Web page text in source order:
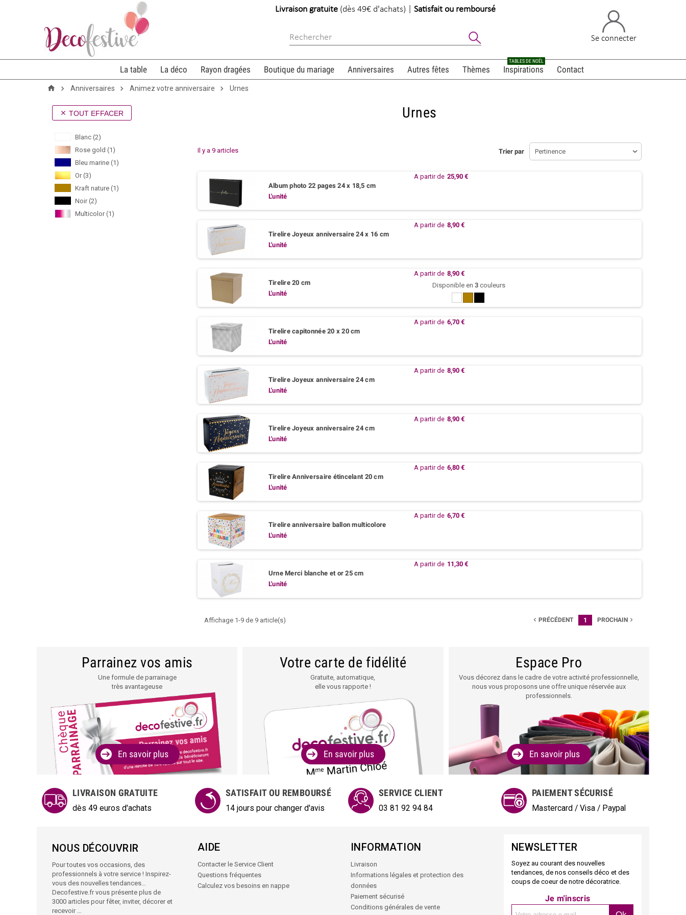
Livraison gratuite(dès 49€ d'achats) | Satisfait ou remboursé
Se connecter
La table La déco Rayon dragées Boutique du mariage Anniversaires Autres fêtes Thèmes Inspirations
TABLES DE NOËL
Contact
Anniversaires Animez votre anniversaire Urnes
 TOUT EFFACER
Blanc (2)
Rose gold (1)
Bleu marine (1)
Or(3)
Kraft nature (1)
Noir(2)
Multicolor(1)
Urnes
Il y a 9 articles Trier par Pertinence
Album photo 22 pages 24 x 18,5 cm
L'unité
A partir de 25,90 €
Tirelire Joyeux anniversaire 24 x 16 cm
L'unité
A partir de 8,90 €
Tirelire 20 cm
L'unité
A partir de 8,90 €
Disponible en 3couleurs
nature
Tirelire capitonnée 20 x 20 cm
L'unité
A partir de 6,70 €
Tirelire Joyeux anniversaire 24 cm
L'unité
A partir de 8,90 €
Tirelire Joyeux anniversaire 24 cm
L'unité
A partir de 8,90 €
Tirelire Anniversaire étincelant 20 cm
L'unité
A partir de 6,80 €
Tirelire anniversaire ballon multicolore
L'unité
A partir de 6,70 €
Urne Merci blanche et or 25 cm
L'unité
A partir de 11,30 €
Affichage 1-9 de 9 article(s)  PRÉCÉDENT 1 PROCHAIN 
Parrainez vos amis
Une formule de parrainage
très avantageuse
En savoir plus
Votre carte de fidélité
Gratuite, automatique,
elle vous rapporte !
En savoir plus
Espace Pro
Vous décorez dans le cadre de votre activité professionnelle,
nous vous proposons une offre unique réservée aux
professionnels.
En savoir plus
LIVRAISON GRATUITE
dès 49 euros d'achats
SATISFAIT OU REMBOURSÉ
14 jours pour changer d'avis
SERVICE CLIENT
03 81 92 94 84
PAIEMENT SÉCURISÉ
Mastercard / Visa / Paypal
NOUS DÉCOUVRIR
Pour toutes vos occasions, des
professionnels à votre service ! Inspirez-
vous des nouvelles tendances…
Decofestive.fr vous présente plus de
3000 articles pour fêter, inviter, décorer et
recevoir …
AIDE
Contacter le Service Client
Questions fréquentes
Calculez vos besoins en nappe
INFORMATION
Livraison
Informations légales et protection des
données
Paiement sécurisé
Conditions générales de vente
NEWSLETTER
Soyez au courant des nouvelles
tendances, de nos conseils déco et des
coups de coeur de notre décoratrice.
Je m'inscris